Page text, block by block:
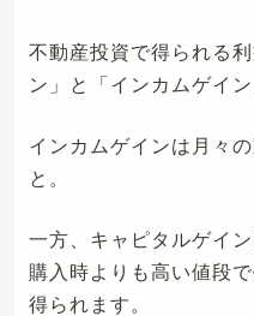
不動産投資で得られる
ン」と「インカムゲイ
インカムゲインは月々
と。
一方、キャピタルゲイ
購入時よりも高い値段
得られます。